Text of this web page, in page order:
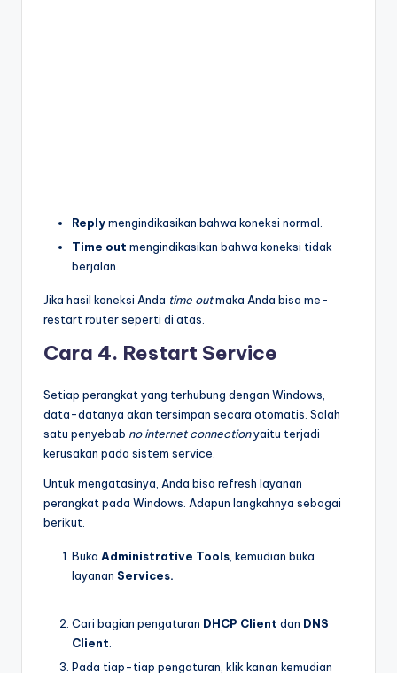
Replymengindikasikan bahwa koneksi normal.
Time out mengindikasikan bahwa koneksi tidak
berjalan.
Jika hasil koneksi Anda time outmaka Anda bisa me-
restart router seperti di atas.
Cara 4. Restart Service
Setiap perangkat yang terhubung dengan Windows,
data-datanya akan tersimpan secara otomatis. Salah
satu penyebab no internet connectionyaitu terjadi
kerusakan pada sistem service.
Untuk mengatasinya, Anda bisa refresh layanan
perangkat pada Windows. Adapun langkahnya sebagai
berikut.
Buka Administrative Tools , kemudian buka
layanan Services.
Cari bagian pengaturan DHCP Client dan DNS
Client
Pada tiap-tiap pengaturan, klik kanan kemudian